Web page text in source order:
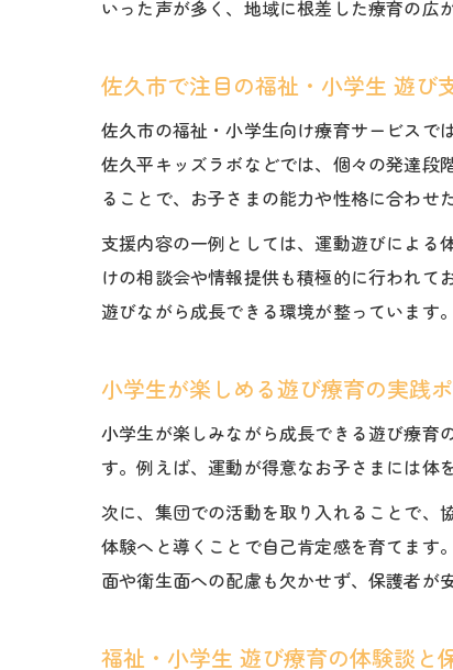
いった声が多く、地域に根差した療育の広
佐久市で注目の福祉・小学生 遊び
佐久市の福祉・小学生向け療育サービスで
佐久平キッズラボなどでは、個々の発達段
ることで、お子さまの能力や性格に合わせ
支援内容の一例としては、運動遊びによる
けの相談会や情報提供も積極的に行われ
遊びながら成長できる環境が整っています。
小学生が楽しめる遊び療育の実践
小学生が楽しみながら成長できる遊び療育
す。例えば、運動が得意なお子さまには体
次に、集団での活動を取り入れることで、
体験へと導くことで自己肯定感を育てます
面や衛生面への配慮も欠かせず、保護者が
福祉・小学生 遊び療育の体験談と